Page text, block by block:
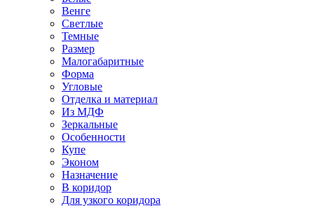
Венге
Светлые
Темные
Размер
Малогабаритные
Форма
Угловые
Отделка и материал
Из МДФ
Зеркальные
Особенности
Купе
Эконом
Назначение
В коридор
Для узкого коридора